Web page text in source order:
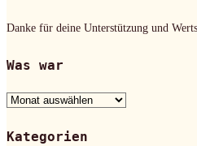
Danke für deine Unterstützung und
Was war
Was
Kategorien